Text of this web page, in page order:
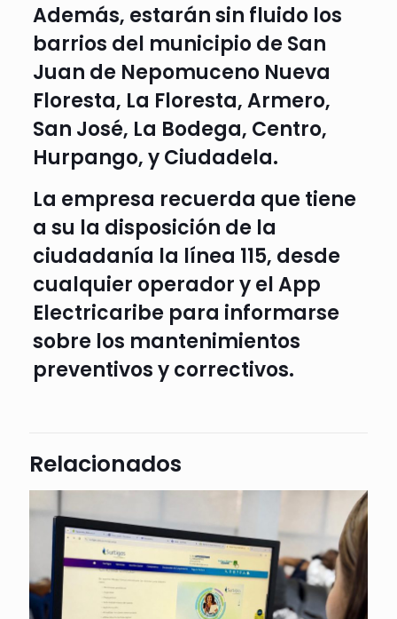
Además, estarán sin fluido los
barrios del municipio de San
Juan de Nepomuceno Nueva
Floresta, La Floresta, Armero,
San José, La Bodega, Centro,
Hurpango, y Ciudadela.
La empresa recuerda que tiene
a su la disposición de la
ciudadanía la línea 115, desde
cualquier operador y el App
Electricaribe para informarse
sobre los mantenimientos
preventivos y correctivos.
Relacionados